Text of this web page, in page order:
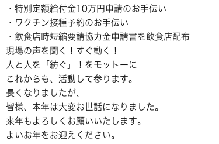
・特別定額給付金10万円申請のお手伝い
・ワクチン接種予約のお手伝い
・飲食店時短縮要請協力金申請書を飲食店配布
現場の声を聞く！すぐ動く！
人と人を「紡ぐ」！をモットーに
これからも、活動して参ります。
長くなりましたが、
皆様、本年は大変お世話になりました。
来年もよろしくお願いいたします。
よいお年をお迎えください。